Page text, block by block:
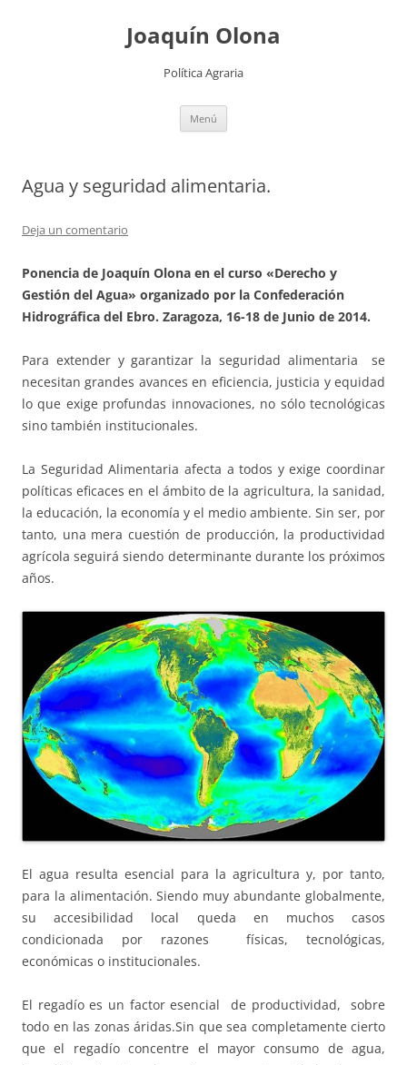
Joaquín Olona
Política Agraria
Menú
Agua y seguridad alimentaria.
Deja un comentario
Ponencia de Joaquín Olona en el curso «Derecho y
Gestión del Agua» organizado por la Confederación
Hidrográfica del Ebro. Zaragoza, 16-18 de Junio de 2014.
Para extender y garantizar la seguridad alimentaria se
necesitan grandes avances en eficiencia, justicia y equidad
lo que exige profundas innovaciones, no sólo tecnológicas
sino también institucionales.
La Seguridad Alimentaria afecta a todos y exige coordinar
políticas eficaces en el ámbito de la agricultura, la sanidad,
la educación, la economía y el medio ambiente. Sin ser, por
tanto, una mera cuestión de producción, la productividad
agrícola seguirá siendo determinante durante los próximos
años.
El agua resulta esencial para la agricultura y, por tanto,
para la alimentación. Siendo muy abundante globalmente,
su accesibilidad local queda en muchos casos
condicionada por razones físicas, tecnológicas,
económicas o institucionales.
El regadío es un factor esencial de productividad, sobre
todo en las zonas áridas.Sin que sea completamente cierto
que el regadío concentre el mayor consumo de agua,